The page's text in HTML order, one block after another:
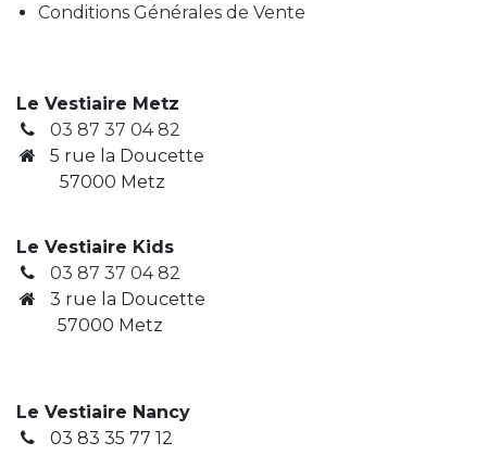
Conditions Générales de Vente
Le Vestiaire Metz
03 87 37 04 82
5 rue la Doucette
57000 Metz
Le Vestiaire Kids
03 87 37 04 82
3 rue la Doucette
​ 57000 Metz
Le Vestiaire Nancy
03 83 35 77 12